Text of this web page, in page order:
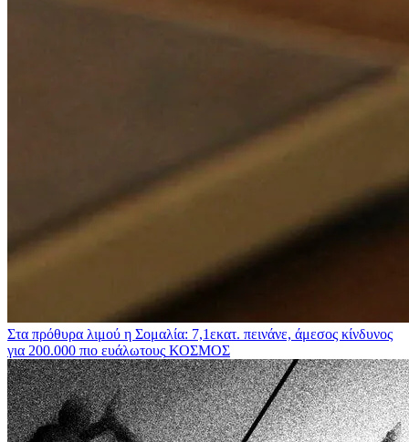
Στα πρόθυρα λιμού η Σομαλία: 7,1εκατ. πεινάνε, άμεσος κίνδυνος
για 200.000 πιο ευάλωτους ΚΟΣΜΟΣ